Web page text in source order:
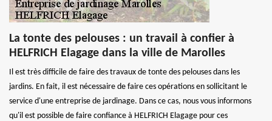
La tonte des pelouses : un travail à confier à
HELFRICH Elagage dans la ville de Marolles
Il est très difficile de faire des travaux de tonte des pelouses dans les
jardins. En fait, il est nécessaire de faire ces opérations en sollicitant le
service d'une entreprise de jardinage. Dans ce cas, nous vous informons
qu'il est possible de faire confiance à HELFRICH Elagage pour ces